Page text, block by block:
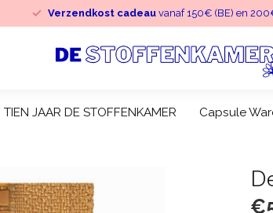
Verzendkost cadeauvanaf 150€ (BE) en
TIEN JAAR DE STOFFENKAMER Capsule